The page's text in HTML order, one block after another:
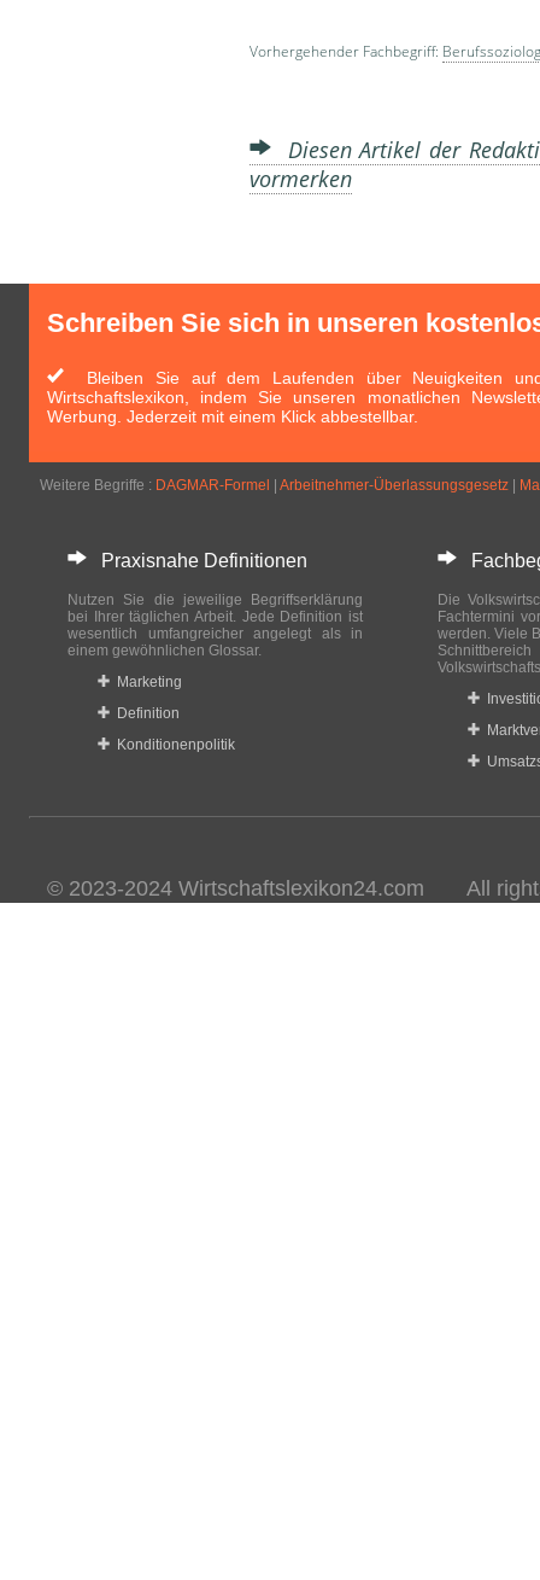
Vorhergehender Fachbegriff:
Diesen Artikel der
vormerken
Schreiben Sie sich in unseren
Bleiben Sie auf dem Laufenden über Neuigkeiten
Wirtschaftslexikon, indem Sie unseren monatlichen
Werbung. Jederzeit mit einem Klick abbestellbar.
Weitere Begriffe : DAGMAR-Formel Arbeitnehmer-Überlassungsgesetz
Praxisnahe Definitionen
Nutzen Sie die jeweilige Begriffserklärung
bei Ihrer täglichen Arbeit. Jede Definition ist
wesentlich umfangreicher angelegt als in
einem gewöhnlichen Glossar.
Marketing
Definition
Konditionenpolitik
Die
Fachtermini
werden. Viele
© 2023-2024 Wirtschaftslexikon24.com All